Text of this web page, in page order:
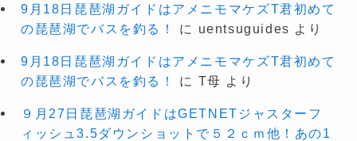
9月18日琵琶湖ガイドはアメニモマケズT君初めて
の琵琶湖でバスを釣る！
に uentsuguides より
9月18日琵琶湖ガイドはアメニモマケズT君初めて
の琵琶湖でバスを釣る！
に T母 より
９月27日琵琶湖ガイドはGETNETジャスターフ
ィッシュ3.5ダウンショットで５２ｃｍ他！あの1